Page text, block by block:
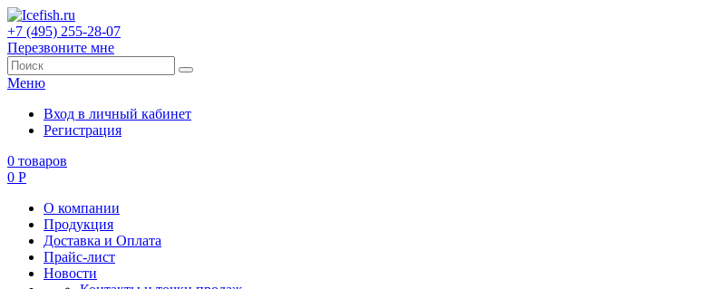
+7 (495) 255-28-07
Перезвоните мне
Меню
Вход в личный кабинет
Регистрация
0 товаров
0 Р
О компании
Продукция
Доставка и Оплата
Прайс-лист
Новости